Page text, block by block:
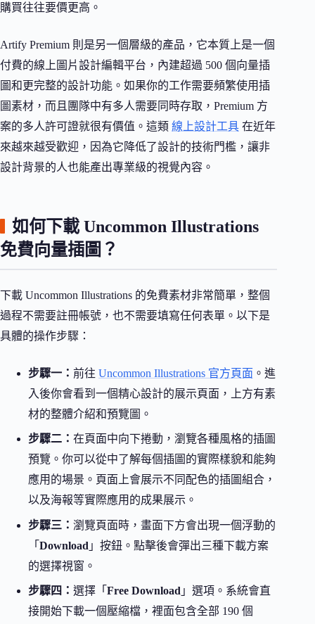
購買往往要價更高。
Artify Premium 則是另一個層級的產品，它本質上是一個
付費的線上圖片設計編輯平台，內建超過 500 個向量插
圖和更完整的設計功能。如果你的工作需要頻繁使用插
圖素材，而且團隊中有多人需要同時存取，Premium 方
案的多人許可證就很有價值。這類 線上設計工具 在近年
來越來越受歡迎，因為它降低了設計的技術門檻，讓非
設計背景的人也能產出專業級的視覺內容。
如何下載 Uncommon Illustrations
免費向量插圖？
下載 Uncommon Illustrations 的免費素材非常簡單，整個
過程不需要註冊帳號，也不需要填寫任何表單。以下是
具體的操作步驟：
步驟一： 前往 Uncommon Illustrations 官方頁面 。進
入後你會看到一個精心設計的展示頁面，上方有素
材的整體介紹和預覽圖。
步驟二： 在頁面中向下捲動，瀏覽各種風格的插圖
預覽。你可以從中了解每個插圖的實際樣貌和能夠
應用的場景。頁面上會展示不同配色的插圖組合，
以及海報等實際應用的成果展示。
步驟三： 瀏覽頁面時，畫面下方會出現一個浮動的
「 Download 」按鈕。點擊後會彈出三種下載方案
的選擇視窗。
步驟四： 選擇「 Free Download 」選項。系統會直
接開始下載一個壓縮檔，裡面包含全部 190 個